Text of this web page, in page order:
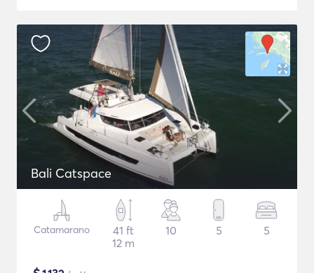
Bali Catspace
Catamarano
41 ft
12 m
10 5 5